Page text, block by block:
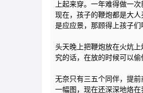
上起来穿。一年难得做一
现在，孩子的鞭炮都是大
是应应景，那顾得上孩子
头天晚上把鞭炮放在火炕
究的话，在放的时候可以
无奈只有三五个同伴，提
一幅图，现在还深深地烙